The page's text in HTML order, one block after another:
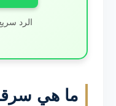
الرد
ما هي سرقة